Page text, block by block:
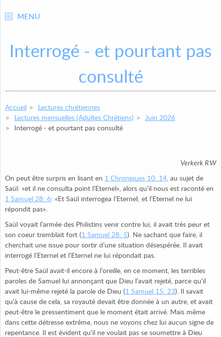
MENU
Interrogé - et pourtant pas
consulté
Accueil
Lectures chrétiennes
Lectures mensuelles (Adultes Chrétiens)
Juin 2026
Interrogé - et pourtant pas consulté
Verkerk R.W
On peut être surpris en lisant en 1 Chroniques 10: 14, au sujet de
Saül: «et il ne consulta point l’Eternel», alors qu’il nous est raconté en
1 Samuel 28: 6: «Et Saül interrogea l’Eternel; et l’Eternel ne lui
répondit pas».
Saül voyait l’armée des Philistins venir contre lui; il avait très peur et
son coeur tremblait fort (1 Samuel 28: 5). Ne sachant que faire, il
cherchait une issue pour sortir d’une situation désespérée. Il avait
interrogé l’Eternel et l’Eternel ne lui répondait pas.
Peut-être Saül avait-il encore à l’oreille, en ce moment, les terribles
paroles de Samuel lui annonçant que Dieu l’avait rejeté, parce qu’il
avait lui-même rejeté la parole de Dieu (1 Samuel 15: 23). Il savait
qu’à cause de cela, sa royauté devait être donnée à un autre, et avait
peut-être le pressentiment que le moment était arrivé. Mais même
dans cette détresse extrême, nous ne voyons chez lui aucun signe de
repentance. Il est évident qu’il ne voulait pas se soumettre à Dieu